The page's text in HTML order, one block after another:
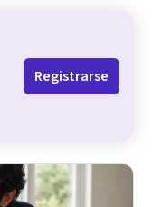
Registrarse